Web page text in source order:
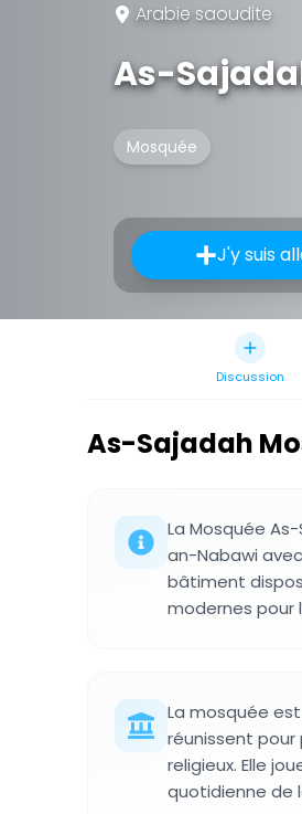
Arabie saoudite
As-
Mosquée
J'y suis
Discussion
As-Sajadah
La Mosquée
an-Nabawi
bâtiment
modernes pour
La mosquée
réunissent
religieux. Elle
quotidienne de